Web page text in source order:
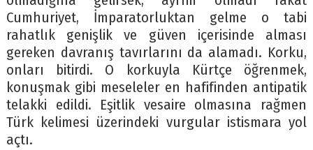
Cumhuriyet, İmparatorluktan gelme o tabi
rahatlık genişlik ve güven içerisinde alması
gereken davranış tavırlarını da alamadı. Korku,
onları bitirdi. O korkuyla Kürtçe öğrenmek,
konuşmak gibi meseleler en hafifinden antipatik
telakki edildi. Eşitlik vesaire olmasına rağmen
Türk kelimesi üzerindeki vurgular istismara yol
açtı.